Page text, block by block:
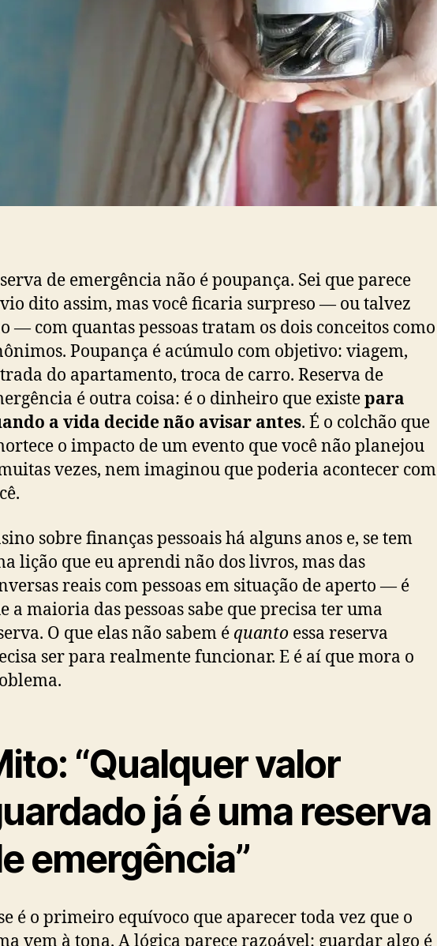
de emergência não é poupança. Sei que parece
dito assim, mas você ficaria surpreso — ou talvez
— com quantas pessoas tratam os dois conceitos como
Poupança é acúmulo com objetivo: viagem,
do apartamento, troca de carro. Reserva de
é outra coisa: é o dinheiro que existepara
a vida decide não avisar antes. É o colchão que
o impacto de um evento que você não planejou
vezes, nem imaginou que poderia acontecer com
sobre finanças pessoais há alguns anos e, se tem
lição que eu aprendi não dos livros, mas das
reais com pessoas em situação de aperto — é
a maioria das pessoas sabe que precisa ter uma
O que elas não sabem é quanto essa reserva
ser para realmente funcionar. E é aí que mora o
“Qualquer valor
já é uma reserva
emergência”
é o primeiro equívoco que aparecer toda vez que o
vem à tona. A lógica parece razoável: guardar algo é